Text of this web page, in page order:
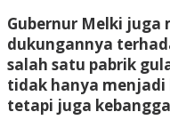
Gubernur Melki juga
dukungannya
salah satu pabrik
tidak hanya menjadi
tetapi juga